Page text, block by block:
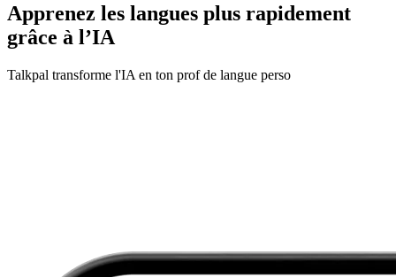
Apprenez les langues plus rapidement
grâce à l’IA
Talkpal transforme l'IA en ton prof de langue perso